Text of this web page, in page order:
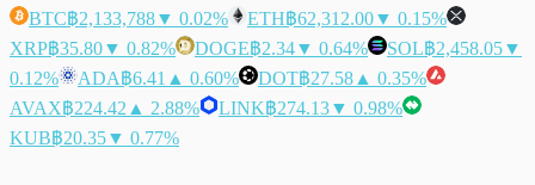
BTC฿2,133,788▼ 0.02% ETH฿62,312.00▼ 0.15%
XRP฿35.80▼ 0.82% DOGE฿2.34▼ 0.64% SOL฿2,458.05▼
0.12%
ADA฿6.41 ▲ 0.60% DOT฿27.58 ▲ 0.35%
AVAX฿224.42 ▲ 2.88% LINK฿274.13▼ 0.98%
KUB฿20.35▼ 0.77%